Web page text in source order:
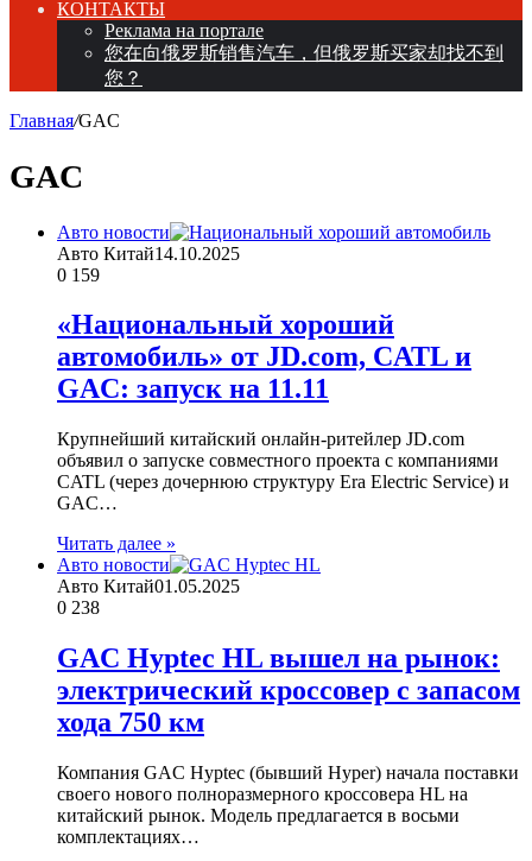
КОНТАКТЫ
Реклама на портале
您在向俄罗斯销售汽车，但俄罗斯买家却找不到
您？
Главная/GAC
GAC
Авто новости
Авто Китай14.10.2025
0 159
«Национальный хороший
автомобиль» от JD.com, CATL и
GAC: запуск на 11.11
Крупнейший китайский онлайн-ритейлер JD.com
объявил о запуске совместного проекта с компаниями
CATL (через дочернюю структуру Era Electric Service) и
GAC…
Читать далее »
Авто новости
Авто Китай01.05.2025
0 238
GAC Hyptec HL вышел на рынок:
электрический кроссовер с запасом
хода 750 км
Компания GAC Hyptec (бывший Hyper) начала поставки
своего нового полноразмерного кроссовера HL на
китайский рынок. Модель предлагается в восьми
комплектациях…